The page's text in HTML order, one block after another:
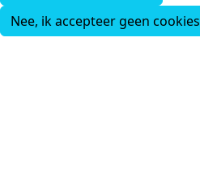
Nee, ik accepteer geen cookies